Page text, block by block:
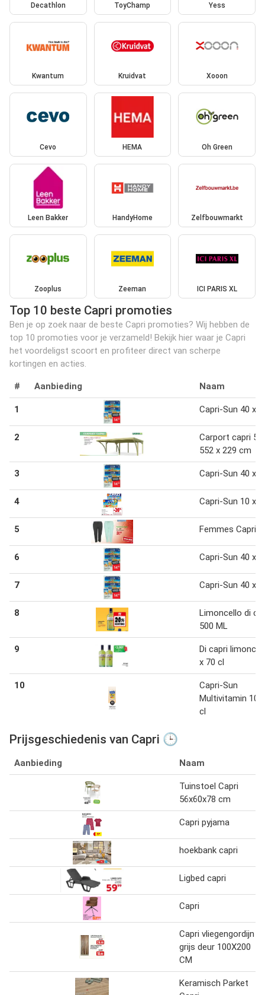
Decathlon ToyChamp Yess
Kwantum Kruidvat Xooon
Cevo HEMA Oh Green
Leen Bakker HandyHome Zelfbouwmarkt
Zooplus Zeeman ICI PARIS XL
Top 10 beste Capri promoties
Ben je op zoek naar de beste Capri promoties? Wij hebben de
top 10 promoties voor je verzameld! Bekijk hier waar je Capri
het voordeligst scoort en profiteer direct van scherpe
kortingen en acties.
# Aanbieding Naam
1 Capri-Sun 40 x
2
Carport capri
552 x 229 cm
3 Capri-Sun 40 x
4 Capri-Sun 10 x
5 Femmes Capri
6 Capri-Sun 40 x
7 Capri-Sun 40 x
8
Limoncello di
500 ML
9
Di capri
x 70 cl
10
Capri-Sun
Multivitamin 10
cl
Prijsgeschiedenis van Capri 🕒
Aanbieding Naam
Tuinstoel Capri
56x60x78 cm
Capri pyjama
hoekbank capri
Ligbed capri
Capri
Capri vliegengordijn
grijs deur 100X200
CM
Keramisch Parket